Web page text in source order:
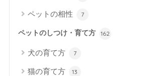
ペットの相性 7
ペットのしつけ・育て方 162
犬の育て方 7
猫の育て方 13